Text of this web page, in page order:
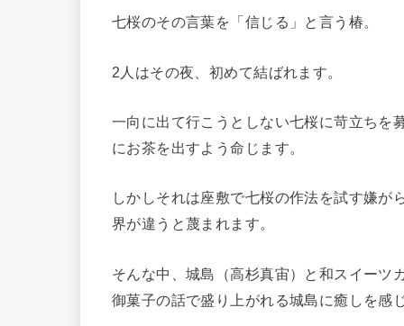
七桜のその言葉を「信じる」と言う椿。
2人はその夜、初めて結ばれます。
一向に出て行こうとしない七桜に苛立ちを
にお茶を出すよう命じます。
しかしそれは座敷で七桜の作法を試す嫌が
界が違うと蔑まれます。
そんな中、城島（高杉真宙）と和スイーツ
御菓子の話で盛り上がれる城島に癒しを感